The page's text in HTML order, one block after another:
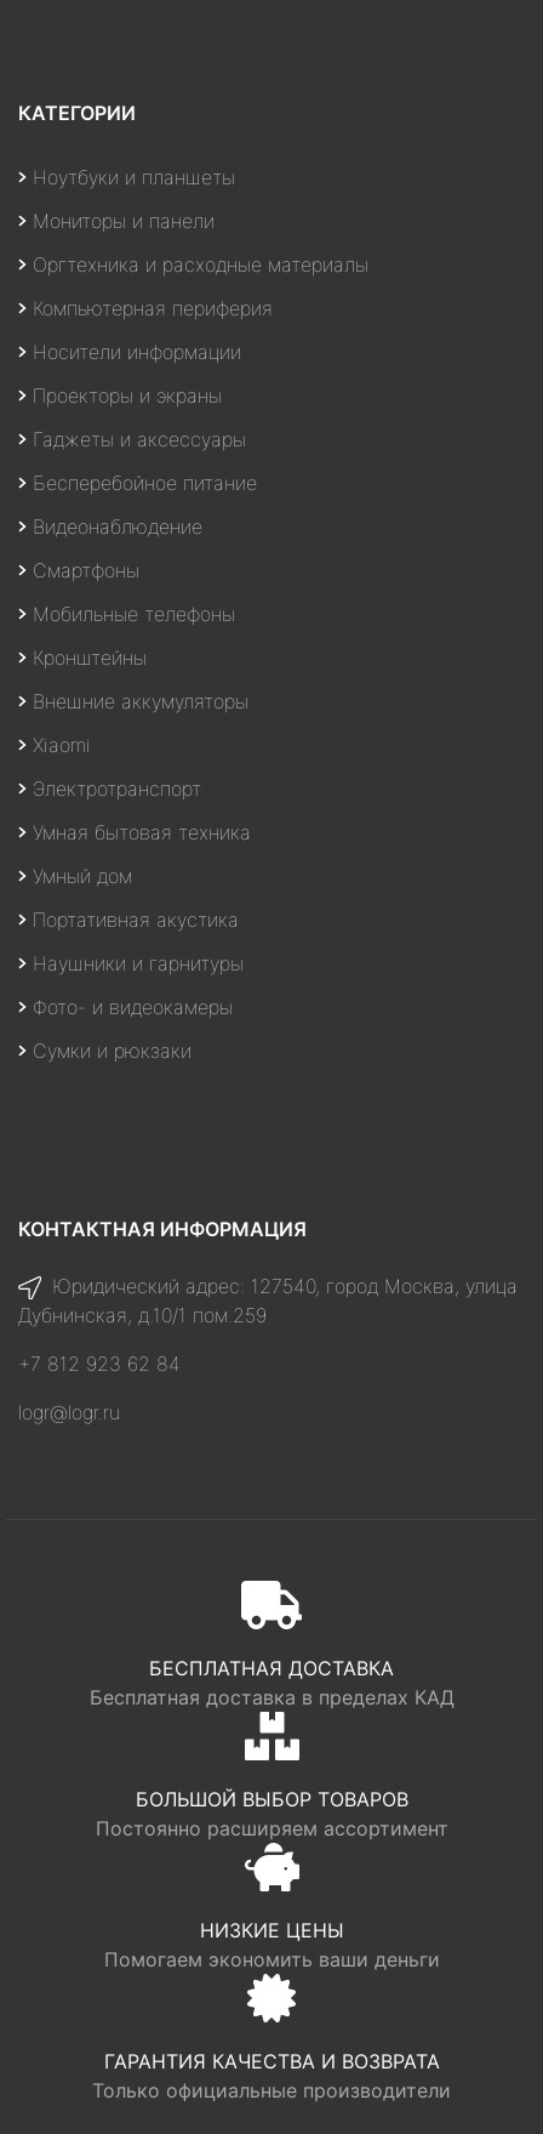
КАТЕГОРИИ
Ноутбуки и планшеты
Мониторы и панели
Оргтехника и расходные материалы
Компьютерная периферия
Носители информации
Проекторы и экраны
Гаджеты и аксессуары
Бесперебойное питание
Видеонаблюдение
Смартфоны
Мобильные телефоны
Кронштейны
Внешние аккумуляторы
Xiaomi
Электротранспорт
Умная бытовая техника
Умный дом
Портативная акустика
Наушники и гарнитуры
Фото- и видеокамеры
Сумки и рюкзаки
КОНТАКТНАЯ ИНФОРМАЦИЯ
Юридический адрес: 127540, город Москва, улица
Дубнинская, д.10/1 пом.259
+7 812 923 62 84
logr@logr.ru
БЕСПЛАТНАЯ ДОСТАВКА
Бесплатная доставка в пределах КАД
БОЛЬШОЙ ВЫБОР ТОВАРОВ
Постоянно расширяем ассортимент
НИЗКИЕ ЦЕНЫ
Помогаем экономить ваши деньги
ГАРАНТИЯ КАЧЕСТВА И ВОЗВРАТА
Только официальные производители